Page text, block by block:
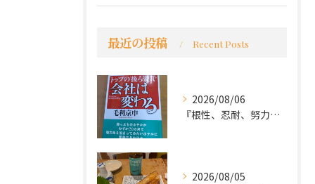
最近の投稿 Recent Posts
2026/08/06
『根性、忍耐、努力という言葉は死語なのか』
2026/08/05